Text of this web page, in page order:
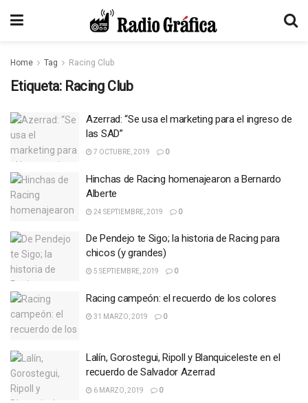
Home Tag Racing Club
Etiqueta: Racing Club
Azerrad: “Se usa el marketing para el ingreso de
las SAD”
7 OCTUBRE, 2019 0
Hinchas de Racing homenajearon a Bernardo
Alberte
24 SEPTIEMBRE, 2019 0
De Pendejo te Sigo; la historia de Racing para
chicos (y grandes)
5 SEPTIEMBRE, 2019 0
Racing campeón: el recuerdo de los colores
31 MARZO, 2019 0
Lalín, Gorostegui, Ripoll y Blanquiceleste en el
recuerdo de Salvador Azerrad
6 MARZO, 2019 0